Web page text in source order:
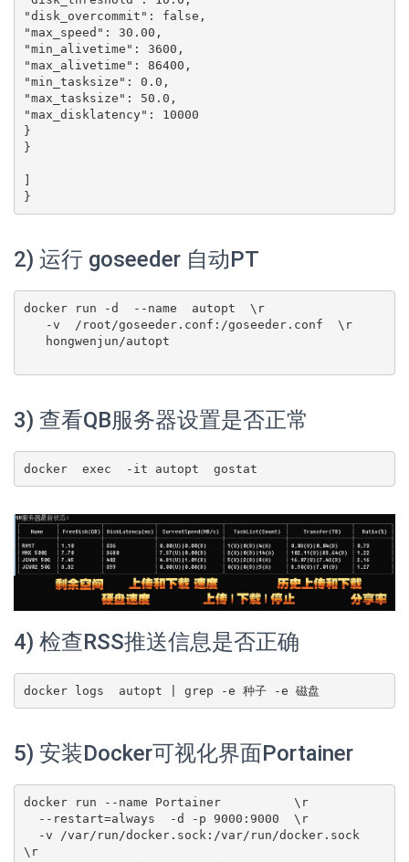
"disk_overcommit": false,
"max_speed": 30.00,
"min_alivetime": 3600,
"max_alivetime": 86400,
"min_tasksize": 0.0,
"max_tasksize": 50.0,
"max_disklatency": 10000
}
}
]
2) 运行 goseeder 自动PT
docker run -d  --name  autopt  \r
3) 查看QB服务器设置是否正常
4) 检查RSS推送信息是否正确
5) 安装Docker可视化界面Portainer
docker run --name Portainer          \r
\r